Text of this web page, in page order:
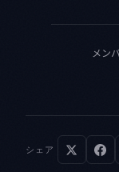
メン
シェア